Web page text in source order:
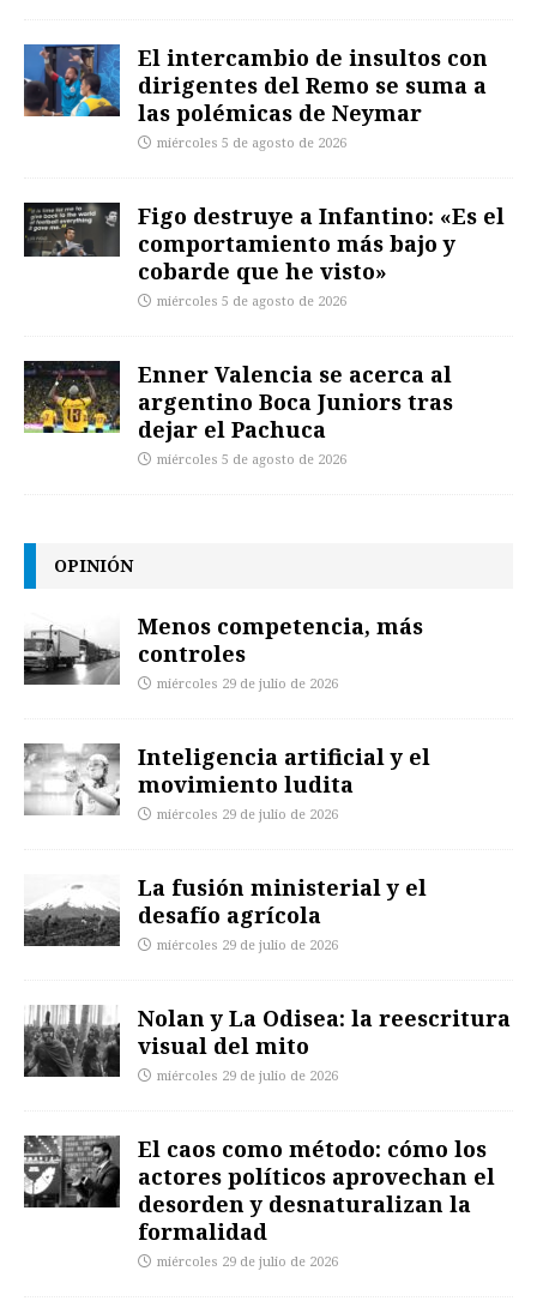
El intercambio de insultos con
dirigentes del Remo se suma a
las polémicas de Neymar
miércoles 5 de agosto de 2026
Figo destruye a Infantino: «Es el
comportamiento más bajo y
cobarde que he visto»
miércoles 5 de agosto de 2026
Enner Valencia se acerca al
argentino Boca Juniors tras
dejar el Pachuca
miércoles 5 de agosto de 2026
OPINIÓN
Menos competencia, más
controles
miércoles 29 de julio de 2026
Inteligencia artificial y el
movimiento ludita
miércoles 29 de julio de 2026
La fusión ministerial y el
desafío agrícola
miércoles 29 de julio de 2026
Nolan y La Odisea: la reescritura
visual del mito
miércoles 29 de julio de 2026
El caos como método: cómo los
actores políticos aprovechan el
desorden y desnaturalizan la
formalidad
miércoles 29 de julio de 2026